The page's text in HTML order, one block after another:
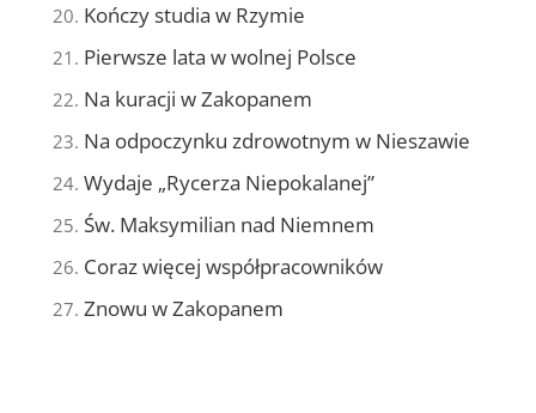
Kończy studia w Rzymie
Pierwsze lata w wolnej Polsce
Na kuracji w Zakopanem
Na odpoczynku zdrowotnym w Nieszawie
Wydaje „Rycerza Niepokalanej”
Św. Maksymilian nad Niemnem
Coraz więcej współpracowników
Znowu w Zakopanem